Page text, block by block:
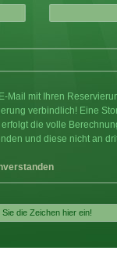
Mail mit Ihren
verbindlich! Eine
die volle
und diese nicht an